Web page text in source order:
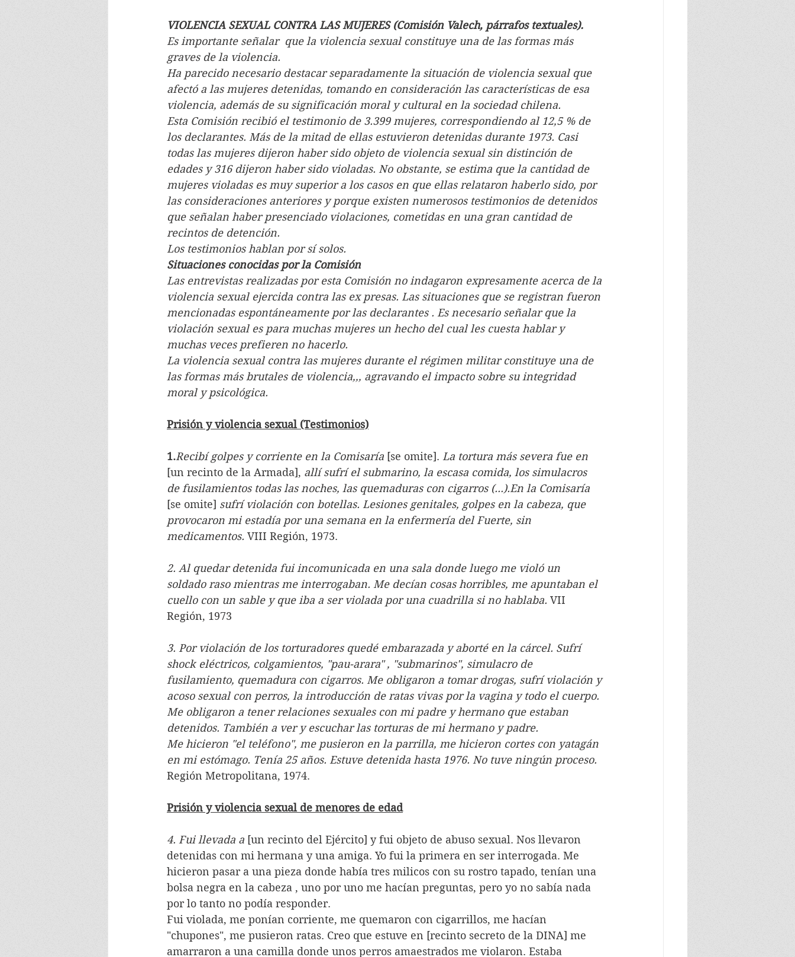
VIOLENCIA SEXUAL CONTRA LAS MUJERES (Comisión Valech, párrafos textuales).
Es importante señalar  que la violencia sexual constituye una de las formas más
graves de la violencia.
Ha parecido necesario destacar separadamente la situación de violencia sexual que
afectó a las mujeres detenidas, tomando en consideración las características de esa
violencia, además de su significación moral y cultural en la sociedad chilena.
Esta Comisión recibió el testimonio de 3.399 mujeres, correspondiendo al 12,5 % de
los declarantes. Más de la mitad de ellas estuvieron detenidas durante 1973. Casi
todas las mujeres dijeron haber sido objeto de violencia sexual sin distinción de
edades y 316 dijeron haber sido violadas. No obstante, se estima que la cantidad de
mujeres violadas es muy superior a los casos en que ellas relataron haberlo sido, por
las consideraciones anteriores y porque existen numerosos testimonios de detenidos
que señalan haber presenciado violaciones, cometidas en una gran cantidad de
recintos de detención.
Los testimonios hablan por sí solos.
Situaciones conocidas por la Comisión
Las entrevistas realizadas por esta Comisión no indagaron expresamente acerca de la
violencia sexual ejercida contra las ex presas. Las situaciones que se registran fueron
mencionadas espontáneamente por las declarantes . Es necesario señalar que la
violación sexual es para muchas mujeres un hecho del cual les cuesta hablar y
muchas veces prefieren no hacerlo.
La violencia sexual contra las mujeres durante el régimen militar constituye una de
las formas más brutales de violencia,,, agravando el impacto sobre su integridad
moral y psicológica.
Prisión y violencia sexual (Testimonios)
1.Recibí golpes y corriente en la Comisaría [se omite]. La tortura más severa fue en
[un recinto de la Armada], allí sufrí el submarino, la escasa comida, los simulacros
de fusilamientos todas las noches, las quemaduras con cigarros (...).En la Comisaría
[se omite] sufrí violación con botellas. Lesiones genitales, golpes en la cabeza, que
provocaron mi estadía por una semana en la enfermería del Fuerte, sin
medicamentos. VIII Región, 1973.
2. Al quedar detenida fui incomunicada en una sala donde luego me violó un
soldado raso mientras me interrogaban. Me decían cosas horribles, me apuntaban el
cuello con un sable y que iba a ser violada por una cuadrilla si no hablaba. VII
Región, 1973
3. Por violación de los torturadores quedé embarazada y aborté en la cárcel. Sufrí
shock eléctricos, colgamientos, "pau-arara" , "submarinos", simulacro de
fusilamiento, quemadura con cigarros. Me obligaron a tomar drogas, sufrí violación y
acoso sexual con perros, la introducción de ratas vivas por la vagina y todo el cuerpo.
Me obligaron a tener relaciones sexuales con mi padre y hermano que estaban
detenidos. También a ver y escuchar las torturas de mi hermano y padre.
Me hicieron "el teléfono", me pusieron en la parrilla, me hicieron cortes con yatagán
en mi estómago. Tenía 25 años. Estuve detenida hasta 1976. No tuve ningún proceso.
Región Metropolitana, 1974.
Prisión y violencia sexual de menores de edad
4. Fui llevada a [un recinto del Ejército] y fui objeto de abuso sexual. Nos llevaron
detenidas con mi hermana y una amiga. Yo fui la primera en ser interrogada. Me
hicieron pasar a una pieza donde había tres milicos con su rostro tapado, tenían una
bolsa negra en la cabeza , uno por uno me hacían preguntas, pero yo no sabía nada
por lo tanto no podía responder.
Fui violada, me ponían corriente, me quemaron con cigarrillos, me hacían
"chupones", me pusieron ratas. Creo que estuve en [recinto secreto de la DINA] me
amarraron a una camilla donde unos perros amaestrados me violaron. Estaba